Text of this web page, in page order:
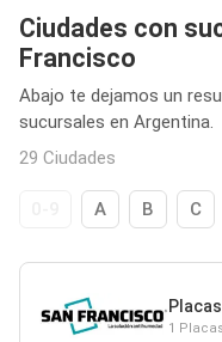
Ciudades con
Francisco
Abajo te dejamos un
sucursales en Argentina.
29 Ciudades
A B C
1